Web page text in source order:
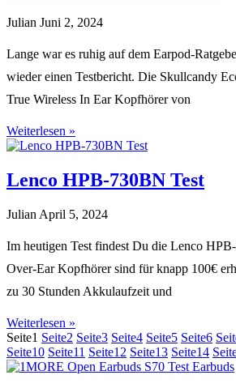
Julian Juni 2, 2024
Lange war es ruhig auf dem Earpod-
wieder einen Testbericht. Die Skullcandy
True Wireless In Ear Kopfhörer von
Weiterlesen »
Lenco HPB-730BN Test
Julian April 5, 2024
Im heutigen Test findest Du die Lenco
Over-Ear Kopfhörer sind für knapp 100€
zu 30 Stunden Akkulaufzeit und
Weiterlesen »
Seite1 Seite2 Seite3 Seite4 Seite5 Seite6
Seite10 Seite11 Seite12 Seite13 Seite14